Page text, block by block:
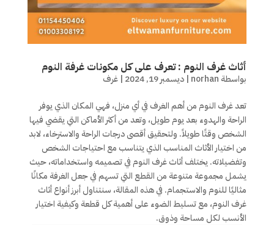
أثاث غرف النوم : تعرف على كل مكونات غرفة النوم
بواسطة norhan
| ديسمبر 19, 2024 | غرف
تعد غرف النوم من أهم الغرف في أي منزل، فهي المكان الذي يوفر
الراحة والهدوء بعد يوم طويل، وتعد من أكثر الأماكن التي يقضي فيها
الشخص وقتًا طويلاً. ولتحقيق أقصى درجات الراحة والاسترخاء، لابد
من اختيار الأثاث المناسب الذي يتناسب مع احتياجات الشخص
وتفضيلاته. يختلف أثاث غرف النوم في تصميمه واستخداماته، حيث
يشمل مجموعة متنوعة من القطع التي تسهم في جعل الغرفة مكانًا
مثاليًا للنوم والاستجمام. في هذه المقالة، سنتناول أبرز أنواع أثاث
غرف النوم، مع تسليط الضوء على أهمية كل قطعة وكيفية اختيار
الأنسب لكل مساحة وذوق.